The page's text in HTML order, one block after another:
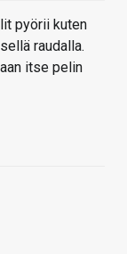
pyörii kuten
raudalla.
itse pelin